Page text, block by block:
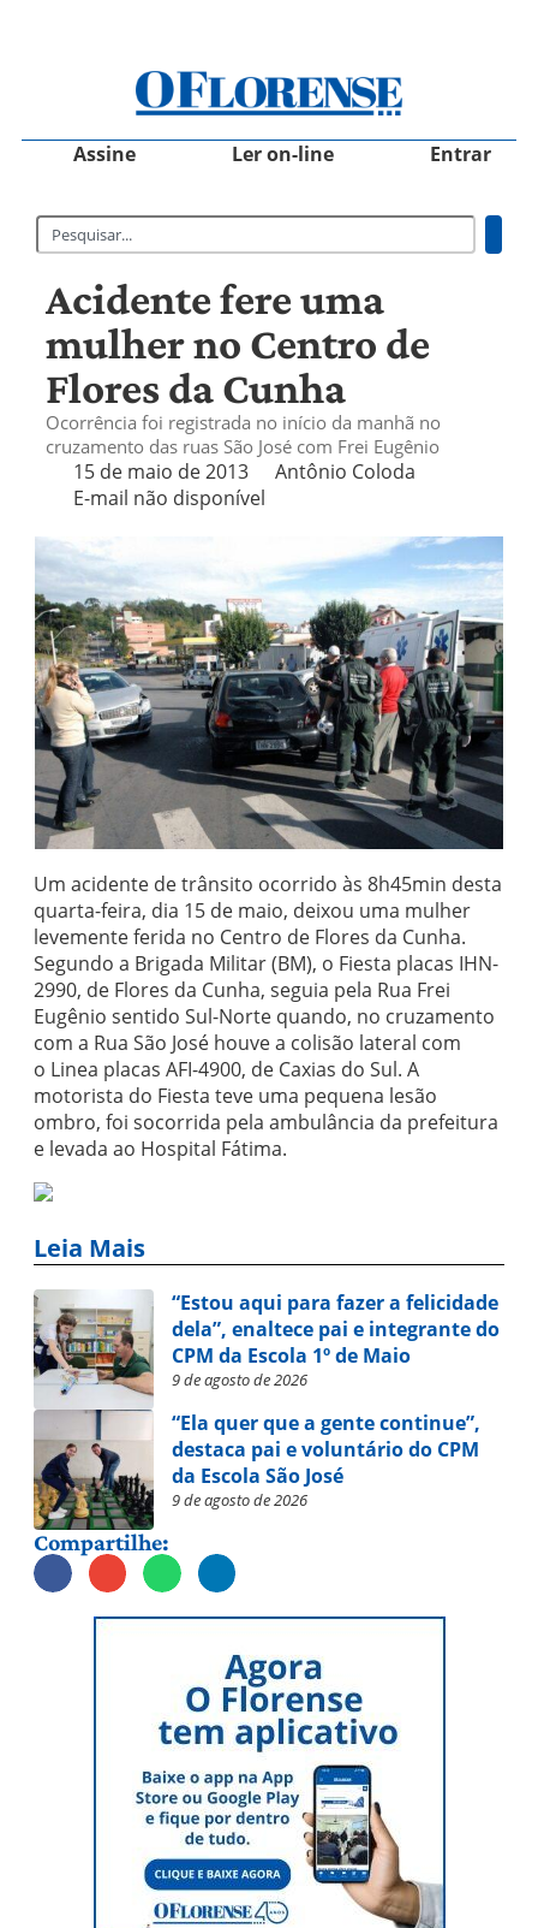
Assine Ler on-line Entrar
Acidente fere uma
mulher no Centro de
Flores da Cunha
Ocorrência foi registrada no início da manhã no
cruzamento das ruas São José com Frei Eugênio
15 de maio de 2013
Antônio Coloda
E-mail não disponível
Um acidente de trânsito ocorrido às 8h45min desta
quarta-feira, dia 15 de maio, deixou uma mulher
levemente ferida no Centro de Flores da Cunha.
Segundo a Brigada Militar (BM), o Fiesta placas IHN-
2990, de Flores da Cunha, seguia pela Rua Frei
Eugênio sentido Sul-Norte quando, no cruzamento
com a Rua São José houve a colisão lateral com
o Linea placas AFI-4900, de Caxias do Sul. A
motorista do Fiesta teve uma pequena lesão
ombro, foi socorrida pela ambulância da prefeitura
e levada ao Hospital Fátima.
Leia Mais
“Estou aqui para fazer a felicidade
dela”, enaltece pai e integrante do
CPM da Escola 1º de Maio
9 de agosto de 2026
“Ela quer que a gente continue”,
destaca pai e voluntário do CPM
da Escola São José
9 de agosto de 2026
Compartilhe: